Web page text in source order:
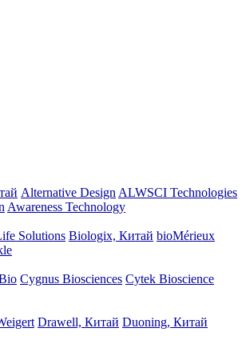
Alternative Design ALWSCI Technologies
Awareness Technology
Solutions Biologix, Китай bioMérieux
Cygnus Biosciences Cytek Bioscience
Drawell, Китай Duoning, Китай